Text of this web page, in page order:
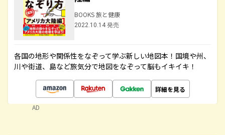
BOOKS 旅と健康
2022.10.14 発売
各国の地形や関係性をなぞって学ぶ新しい地図本！国境や州、
川や街道、島など旅気分で地図をなぞって脳もイキイキ！
詳細を見る
AD